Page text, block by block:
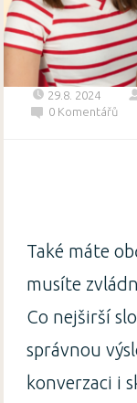
29.8. 2024
0 Komentářů
Také máte
musíte
Co nejširší
správnou
konverzaci i